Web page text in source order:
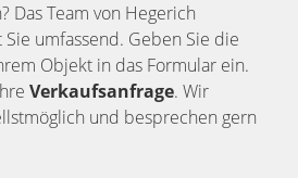
Das Team von Hegerich
umfassend. Geben Sie die
Objekt in das Formular ein.
Verkaufsanfrage. Wir
und besprechen gern